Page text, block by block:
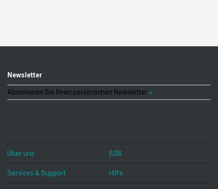
Newsletter
Abonnieren Sie Ihren persönlichen Newsletter
Über uns B2B
Services & Support Hilfe